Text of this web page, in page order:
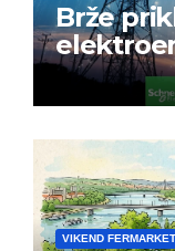
Brže
VIKEND FERMARKET